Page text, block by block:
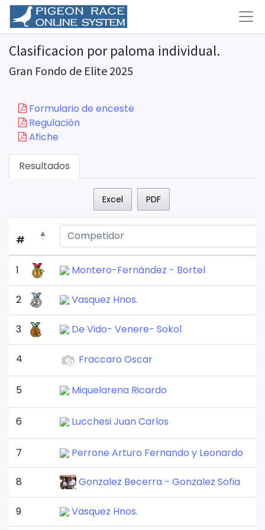
Clasificacion por paloma individual.
Gran Fondo de Elite 2025
Formulario de enceste
Regulación
Afiche
Resultados
Excel PDF
#
1 Montero-Fernández - Bortel
2 Vasquez Hnos.
3 De Vido- Venere- Sokol
4 Fraccaro Oscar
5 Miquelarena Ricardo
6 Lucchesi Juan Carlos
7 Perrone Arturo Fernando y Leonardo
8 Gonzalez Becerra - Gonzalez Sofia
9 Vasquez Hnos.